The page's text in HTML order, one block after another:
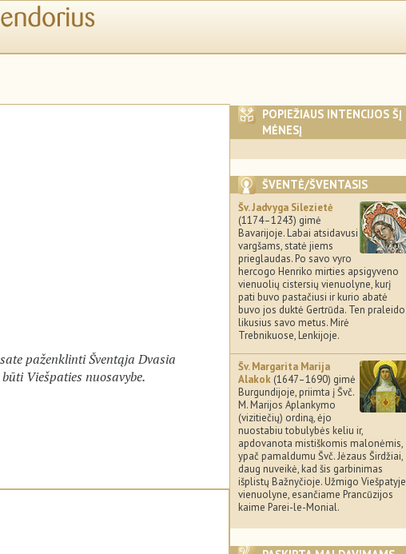
paženklinti Šventąja Dvasia
Viešpaties nuosavybe.
POPIEŽIAUS INTENCIJOS ŠĮ
MĖNESĮ
ŠVENTĖ/ŠVENTASIS
Šv. Jadvyga Silezietė
(1174–1243) gimė
Bavarijoje. Labai atsidavusi
vargšams, statė jiems
prieglaudas. Po savo vyro
hercogo Henriko mirties apsigyveno
vienuolių cistersių vienuolyne, kurį
pati buvo pastačiusi ir kurio abatė
buvo jos duktė Gertrūda. Ten praleido
likusius savo metus. Mirė
Trebnikuose, Lenkijoje.
Šv. Margarita Marija
Alakok (1647–1690) gimė
Burgundijoje, priimta į Švč.
M. Marijos Aplankymo
(vizitiečių) ordiną, ėjo
nuostabiu tobulybės keliu ir,
apdovanota mistiškomis malonėmis,
ypač pamaldumu Švč. Jėzaus Širdžiai,
daug nuveikė, kad šis garbinimas
išplistų Bažnyčioje. Užmigo Viešpatyje
vienuolyne, esančiame Prancūzijos
kaime Parei-le-Monial.